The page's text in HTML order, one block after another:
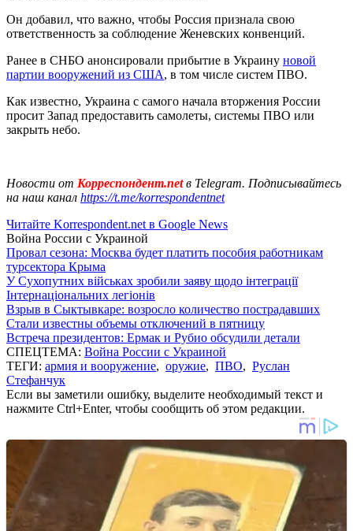
Он добавил, что важно, чтобы Россия признала свою
ответственность за соблюдение Женевских конвенций.
Ранее в СНБО анонсировали прибытие в Украину новой
партии вооружений из США, в том числе систем ПВО.
Как известно, Украина с самого начала вторжения России
просит Запад предоставить самолеты, системы ПВО или
закрыть небо.
Новости от Корреспондент.netв Telegram. Подписывайтесь
на наш канал https://t.me/korrespondentnet
Читайте Korrespondent.net в Google News
Война России с Украиной
Провал сезона: Москва будет платить пособия работникам
турсектора Крыма
У Сухопутних військах зробили заяву щодо інтеграції
Інтернаціональних легіонів
Взрыв в Сыктывкаре: возросло количество пострадавших
Стали известны объемы отключений в пятницу
Встреча президентов: Ермак и Рубио обсудили детали
СПЕЦТЕМА: Война России с Украиной
ТЕГИ: армия и вооружение, оружие, ПВО, Руслан
Стефанчук
Если вы заметили ошибку, выделите необходимый текст и
нажмите Ctrl+Enter, чтобы сообщить об этом редакции.